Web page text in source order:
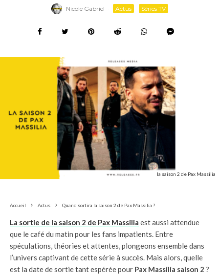
Nicole Gabriel · Actus Séries TV
la saison 2 de Pax Massilia
Accueil Actus Quand sortira la saison 2 de Pax Massilia ?
La sortie de la saison 2 de Pax Massilia est aussi attendue
que le café du matin pour les fans impatients. Entre
spéculations, théories et attentes, plongeons ensemble dans
l’univers captivant de cette série à succès. Mais alors, quelle
est la date de sortie tant espérée pour Pax Massilia saison 2 ?